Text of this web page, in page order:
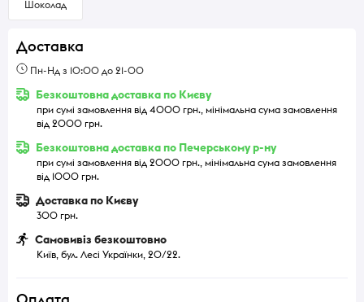
Шоколад
Доставка
Пн-Нд з 10:00 до 21-00
Безкоштовна доставка по Києву
при сумі замовлення від 4000 грн., мінімальна сума замовлення
від 2000 грн.
Безкоштовна доставка по Печерському р-ну
при сумі замовлення від 2000 грн., мінімальна сума замовлення
від 1000 грн.
Доставка по Києву
300 грн.
Самовивіз безкоштовно
Київ, бул. Лесі Українки, 20/22.